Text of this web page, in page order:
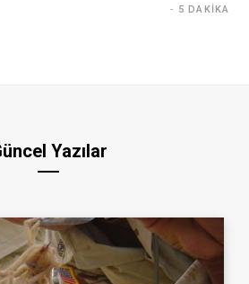
5 DAKIKA
Yazılar